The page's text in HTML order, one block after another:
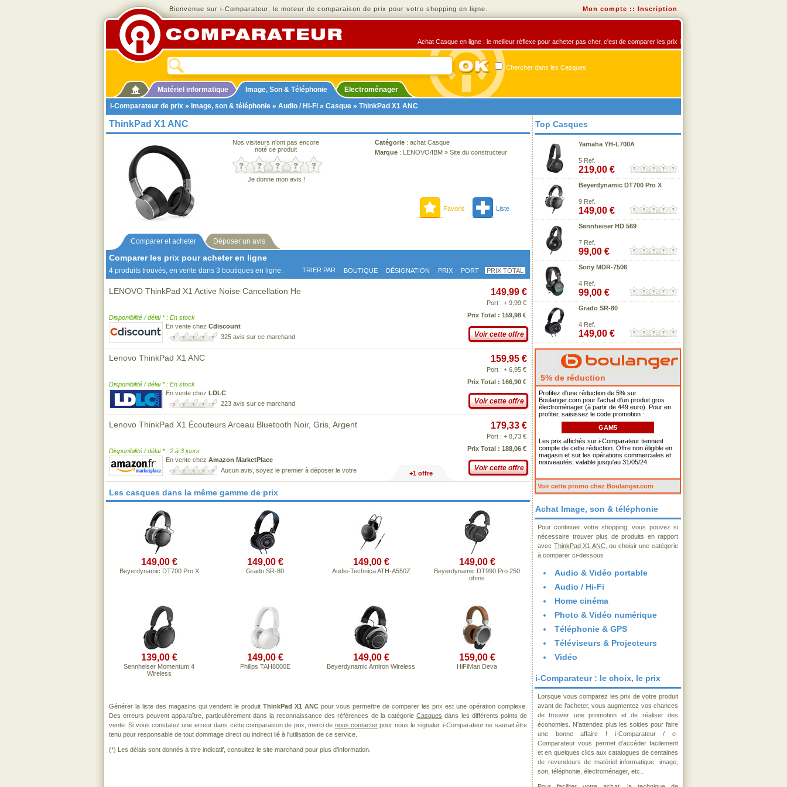
Bienvenue sur i-Comparateur, le moteur de comparaison de prix pour votre shopping en ligne. Mon compte :: Inscription
Achat Casque en ligne : le meilleur réflexe pour acheter pas cher, c'est de comparer les prix !
Chercher dans les Casques
Matériel informatique Image, Son & Téléphonie
Electroménager
i-Comparateur de prix » Image, son & téléphonie » Audio / Hi-Fi » Casque » ThinkPad X1 ANC
ThinkPad X1 ANC
Nos visiteurs n'ont pas encore
noté ce produit
Je donne mon avis !
Catégorie : achat Casque
Marque : LENOVO/IBM » Site du constructeur
Favoris Liste
Comparer et acheter Déposer un avis
Comparer les prix pour acheter en ligne
4 produits trouvés, en vente dans 3 boutiques en ligne. TRIER PAR : BOUTIQUE DÉSIGNATION PRIX PORT PRIX TOTAL
LENOVO ThinkPad X1 Active Noise Cancellation He
Disponibilité / délai * : En stock
En vente chez Cdiscount
325 avis sur ce marchand
149,99 €
Port : + 9,99 €
Prix Total : 159,98 €
Voir cette offre
Lenovo ThinkPad X1 ANC
Disponibilité / délai * : En stock
En vente chez LDLC
223 avis sur ce marchand
159,95 €
Port : + 6,95 €
Prix Total : 166,90 €
Voir cette offre
Lenovo ThinkPad X1 Écouteurs Arceau Bluetooth Noir, Gris, Argent
Disponibilité / délai * : 2 à 3 jours
En vente chez Amazon MarketPlace
Aucun avis, soyez le premier à déposer le votre
179,33 €
Port : + 8,73 €
Prix Total : 188,06 €
Voir cette offre
+1 offre
Les casques dans la même gamme de prix
149,00 €
Beyerdynamic DT700 Pro X
149,00 €
Grado SR-80
149,00 €
Audio-Technica ATH-A550Z
149,00 €
Beyerdynamic DT990 Pro 250
ohms
139,00 €
Sennheiser Momentum 4
Wireless
149,00 €
Philips TAH8000E
149,00 €
Beyerdynamic Amiron Wireless
159,00 €
HiFiMan Deva
Générer la liste des magasins qui vendent le produit ThinkPad X1 ANC pour vous permettre de comparer les prix est une opération complexe.
Des erreurs peuvent apparaître, particulièrement dans la reconnaissance des références de la catégorieCasques dans les différents points de
vente. Si vous constatez une erreur dans cette comparaison de prix, merci de nous contacter pour nous le signaler. i-Comparateur ne saurait être
tenu pour responsable de tout dommage direct ou indirect lié à l'utilisation de ce service.
(*) Les délais sont donnés à titre indicatif, consultez le site marchand pour plus d'information.
Top Casques
Yamaha YH-L700A
5 Ref.
219,00 €
Beyerdynamic DT700 Pro X
9 Ref.
149,00 €
Sennheiser HD 569
7 Ref.
99,00 €
Sony MDR-7506
4 Ref.
99,00 €
Grado SR-80
4 Ref.
149,00 €
5% de réduction
Profitez d'une réduction de 5% sur
Boulanger.com pour l'achat d'un produit gros
électroménager (à partir de 449 euro). Pour en
profiter, saisissez le code promotion :
GAM5
Les prix affichés sur i-Comparateur tiennent
compte de cette réduction. Offre non éligible en
magasin et sur les opérations commerciales et
nouveautés, valable jusqu'au 31/05/24.
Voir cette promo chez Boulanger.com
Achat Image, son & téléphonie
Pour continuer votre shopping, vous pouvez si
nécessaire trouver plus de produits en rapport
avec ThinkPad X1 ANC, ou choisir une catégorie
à comparer ci-dessous
Audio & Vidéo portable
Audio / Hi-Fi
Home cinéma
Photo & Vidéo numérique
Téléphonie & GPS
Téléviseurs & Projecteurs
Vidéo
i-Comparateur : le choix, le prix
Lorsque vous comparez les prix de votre produit
avant de l'acheter, vous augmentez vos chances
de trouver une promotion et de réaliser des
économies. N'attendez plus les soldes pour faire
une bonne affaire ! i-Comparateur / e-
Comparateur vous permet d'accéder facilement
et en quelques clics aux catalogues de centaines
de revendeurs de matériel informatique, image,
son, téléphonie, électroménager, etc..